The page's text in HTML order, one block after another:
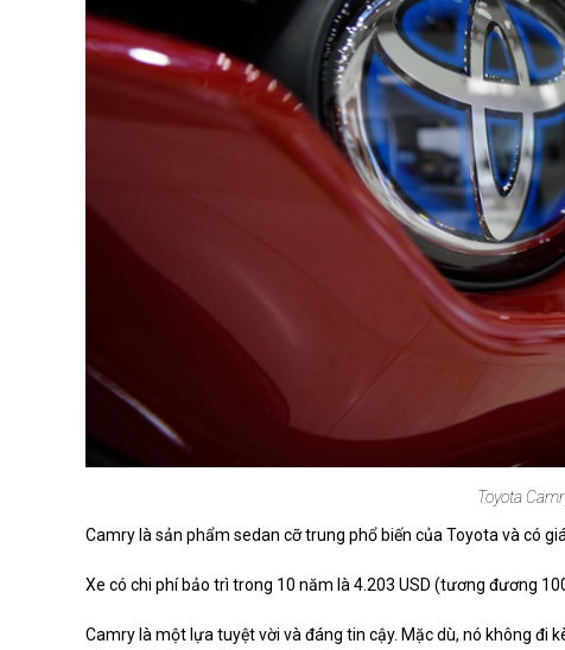
Toyota
Camry là sản phẩm sedan cỡ trung phổ biến của Toyota và có
Xe có chi phí bảo trì trong 10 năm là 4.203 USD (tương đương
Camry là một lựa tuyệt vời và đáng tin cậy. Mặc dù, nó không